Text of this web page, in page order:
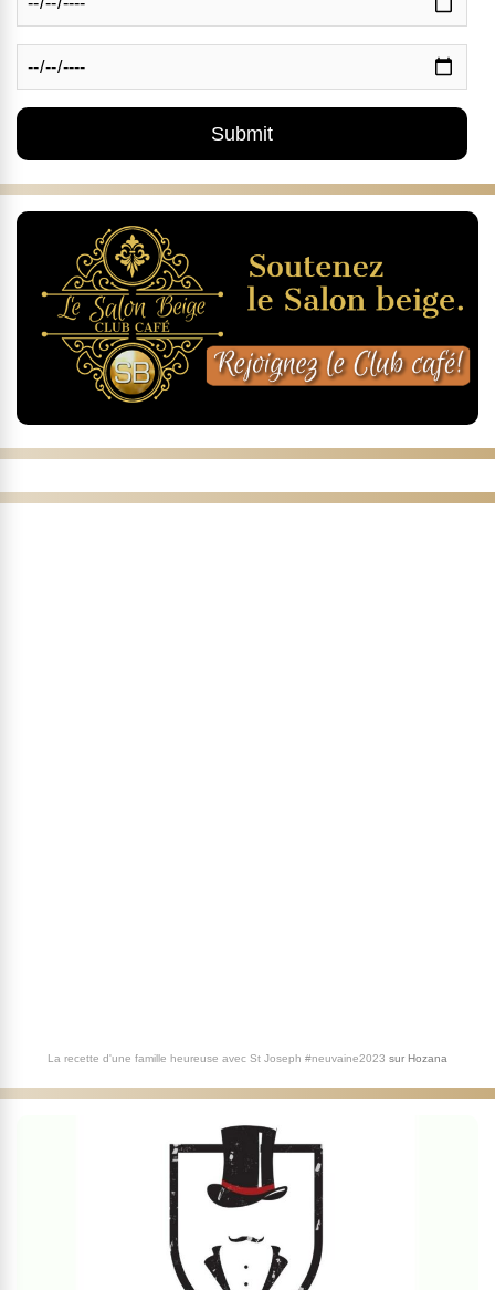
La recette d'une famille heureuse avec St Joseph #neuvaine2023 sur Hozana